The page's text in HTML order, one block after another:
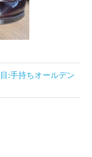
:手持ちオールデン